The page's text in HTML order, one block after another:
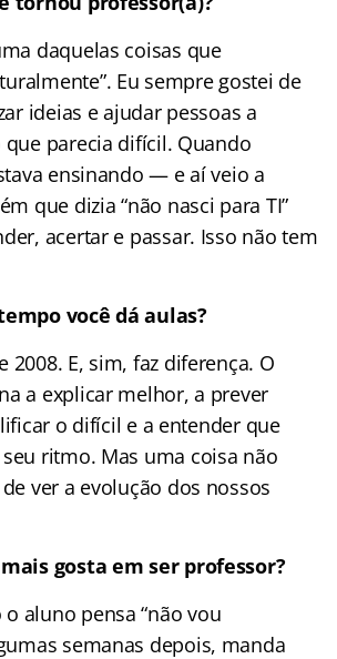
daquelas coisas que
Eu sempre gostei de
ideias e ajudar pessoas a
parecia difícil. Quando
ensinando — e aí veio a
que dizia “não nasci para TI”
acertar e passar. Isso não tem
você dá aulas?
2008. E, sim, faz diferença. O
a explicar melhor, a prever
o difícil e a entender que
ritmo. Mas uma coisa não
ver a evolução dos nossos
gosta em ser professor?
aluno pensa “não vou
semanas depois, manda